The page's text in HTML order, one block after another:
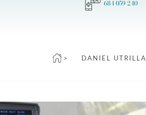
684 059 240
> DANIEL UTRILLA